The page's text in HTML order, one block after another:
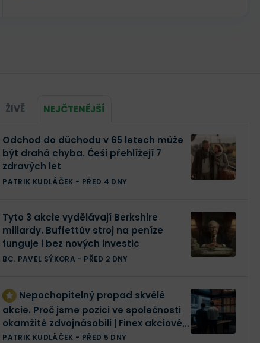
ŽIVĚ NEJČTENĚJŠÍ
Odchod do důchodu v 65 letech může
být drahá chyba. Češi přehlížejí 7
zdravých let
PATRIK KUDLÁČEK - PŘED 4 DNY
Tyto 3 akcie vydělávají Berkshire
miliardy. Buffettův stroj na peníze
funguje i bez nových investic
BC. PAVEL SÝKORA - PŘED 2 DNY
Nepochopitelný propad skvělé
akcie. Proč jsme pozici ve společnosti
okamžitě zdvojnásobili | Finex akciové
portfolio
PATRIK KUDLÁČEK - PŘED 5 DNY